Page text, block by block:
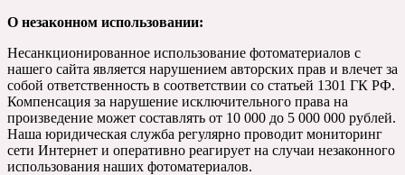
О незаконном использовании:
Несанкционированное использование фотоматериалов с
нашего сайта является нарушением авторских прав и влечет за
собой ответственность в соответствии со статьей 1301 ГК РФ.
Компенсация за нарушение исключительного права на
произведение может составлять от 10 000 до 5 000 000 рублей.
Наша юридическая служба регулярно проводит мониторинг
сети Интернет и оперативно реагирует на случаи незаконного
использования наших фотоматериалов.